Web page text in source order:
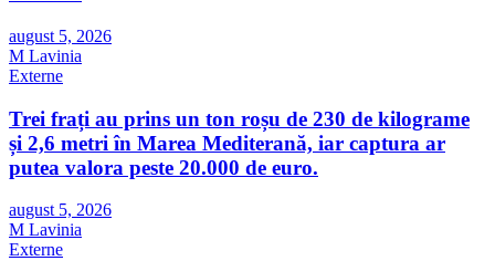
august 5, 2026
M Lavinia
Externe
Trei frați au prins un ton roșu de 230 de kilograme
și 2,6 metri în Marea Mediterană, iar captura ar
putea valora peste 20.000 de euro.
august 5, 2026
M Lavinia
Externe